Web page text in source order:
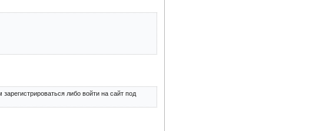
либо войти на сайт под